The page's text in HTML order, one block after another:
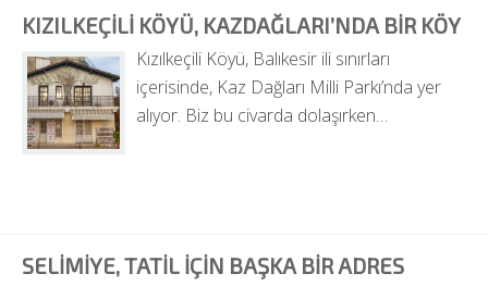
KIZILKEÇILI KÖYÜ, KAZDAĞLARI’NDA BIR KÖY
Kızılkeçili Köyü, Balıkesir ili sınırları
içerisinde, Kaz Dağları Milli Parkı’nda yer
alıyor. Biz bu civarda dolaşırken…
SELIMIYE, TATIL IÇIN BAŞKA BIR ADRES